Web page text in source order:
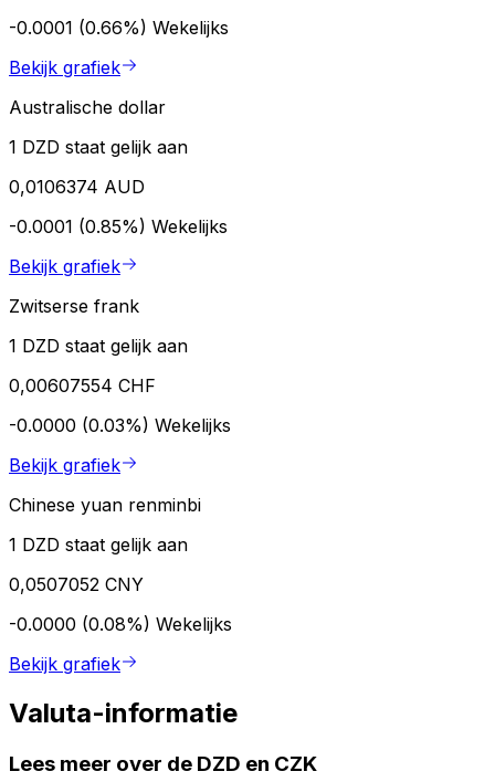
-0.0001 (0.66%) Wekelijks
Bekijk grafiek
Australische dollar
1 DZD staat gelijk aan
0,0106374 AUD
-0.0001 (0.85%) Wekelijks
Bekijk grafiek
Zwitserse frank
1 DZD staat gelijk aan
0,00607554 CHF
-0.0000 (0.03%) Wekelijks
Bekijk grafiek
Chinese yuan renminbi
1 DZD staat gelijk aan
0,0507052 CNY
-0.0000 (0.08%) Wekelijks
Bekijk grafiek
Valuta-informatie
Lees meer over de DZD en CZK